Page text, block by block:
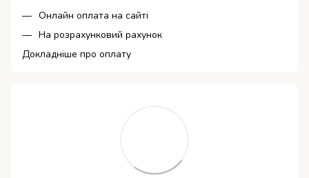
Онлайн оплата на сайті
На розрахунковий рахунок
Докладніше про оплату